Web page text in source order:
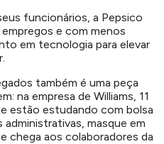
funcionários, a Pepsico
e com menos
em tecnologia para elevar
também é uma peça
na empresa de Williams, 11
estão estudando com bolsa
masque em
chega aos colaboradores da